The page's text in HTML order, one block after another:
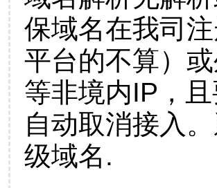
保域名在我司
平台的不算）
等非境内IP，
自动取消接入
级域名.